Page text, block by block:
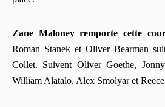
Zane Maloney remporte cette
Roman Stanek et Oliver Bearman
Collet. Suivent Oliver Goethe,
William Alatalo, Alex Smolyar et